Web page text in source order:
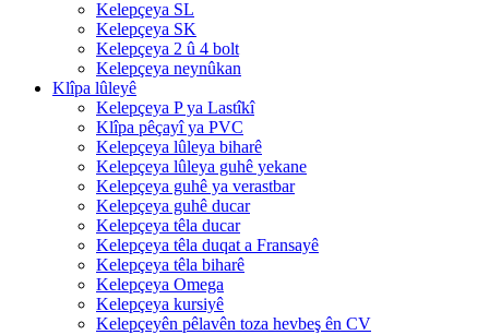
Kelepçeya SL
Kelepçeya SK
Kelepçeya 2 û 4 bolt
Kelepçeya neynûkan
Klîpa lûleyê
Kelepçeya P ya Lastîkî
Klîpa pêçayî ya PVC
Kelepçeya lûleya biharê
Kelepçeya lûleya guhê yekane
Kelepçeya guhê ya verastbar
Kelepçeya guhê ducar
Kelepçeya têla ducar
Kelepçeya têla duqat a Fransayê
Kelepçeya têla biharê
Kelepçeya Omega
Kelepçeya kursiyê
Kelepçeyên pêlavên toza hevbeş ên CV